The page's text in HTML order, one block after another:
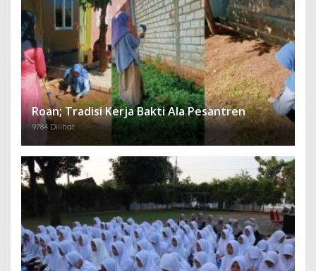
Roan; Tradisi Kerja Bakti Ala Pesantren
9784 Dilihat